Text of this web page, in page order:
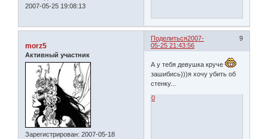
2007-05-25 19:08:13
Поделиться 9
2007-
05-25 21:43:56
morz5
Активный участник
Зарегистрирован: 2007-05-18
А у тебя девушка круче
зашибись)))я хочу убить об
стенку...
0